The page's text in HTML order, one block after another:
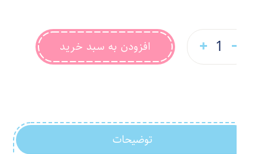
افزودن به سبد خرید
توضیحات